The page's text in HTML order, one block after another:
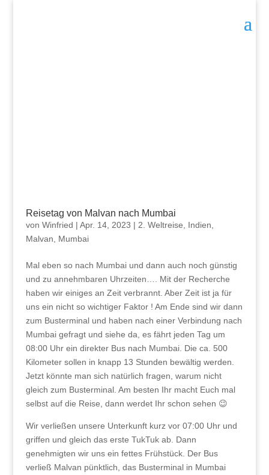
Reisetag von Malvan nach Mumbai
von Winfried | Apr. 14, 2023 | 2. Weltreise, Indien,
Malvan, Mumbai
Mal eben so nach Mumbai und dann auch noch günstig
und zu annehmbaren Uhrzeiten…. Mit der Recherche
haben wir einiges an Zeit verbrannt. Aber Zeit ist ja für
uns ein nicht so wichtiger Faktor ! Am Ende sind wir dann
zum Busterminal und haben nach einer Verbindung nach
Mumbai gefragt und siehe da, es fährt jeden Tag um
08:00 Uhr ein direkter Bus nach Mumbai. Die ca. 500
Kilometer sollen in knapp 13 Stunden bewältig werden.
Jetzt könnte man sich natürlich fragen, warum nicht
gleich zum Busterminal. Am besten Ihr macht Euch mal
selbst auf die Reise, dann werdet Ihr schon sehen 😉
Wir verließen unsere Unterkunft kurz vor 07:00 Uhr und
griffen und gleich das erste TukTuk ab. Dann
genehmigten wir uns ein fettes Frühstück. Der Bus
verließ Malvan pünktlich, das Busterminal in Mumbai